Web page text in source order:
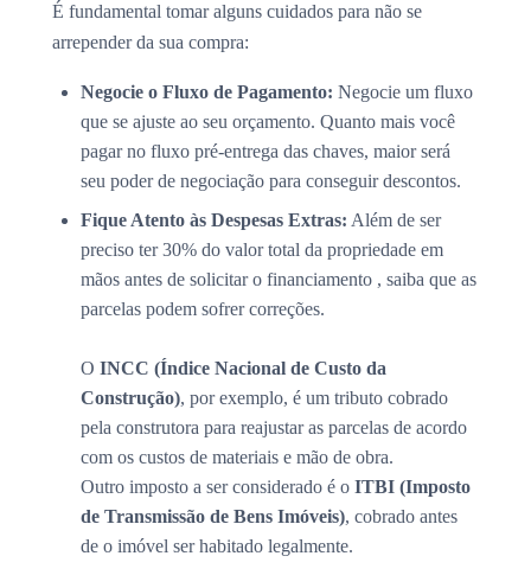
É fundamental tomar alguns cuidados para não se
arrepender da sua compra:
Negocie o Fluxo de Pagamento: Negocie um fluxo
que se ajuste ao seu orçamento. Quanto mais você
pagar no fluxo pré-entrega das chaves, maior será
seu poder de negociação para conseguir descontos.
Fique Atento às Despesas Extras: Além de ser
preciso ter 30% do valor total da propriedade em
mãos antes de solicitar o financiamento , saiba que as
parcelas podem sofrer correções.
O INCC (Índice Nacional de Custo da
Construção), por exemplo, é um tributo cobrado
pela construtora para reajustar as parcelas de acordo
com os custos de materiais e mão de obra.
Outro imposto a ser considerado é o ITBI (Imposto
de Transmissão de Bens Imóveis), cobrado antes
de o imóvel ser habitado legalmente.